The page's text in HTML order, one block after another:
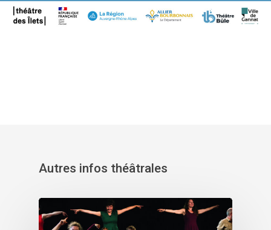
Autres infos théâtrales